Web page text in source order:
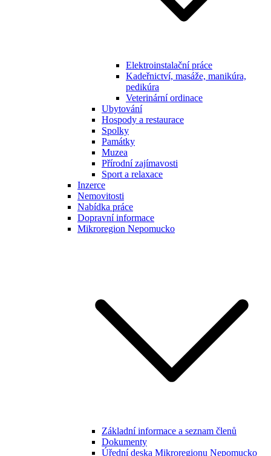
Elektroinstalační práce
Kadeřnictví, masáže, manikúra,
pedikúra
Veterinární ordinace
Ubytování
Hospody a restaurace
Spolky
Památky
Muzea
Přírodní zajímavosti
Sport a relaxace
Inzerce
Nemovitosti
Nabídka práce
Dopravní informace
Mikroregion Nepomucko
Základní informace a seznam členů
Dokumenty
Úřední deska Mikroregionu Nepomucko